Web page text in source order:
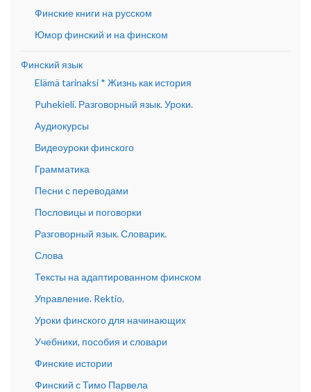
Финские книги на русском
Юмор финский и на финском
Финский язык
Elämä tarinaksi * Жизнь как история
Puhekieli. Разговорный язык. Уроки.
Аудиокурсы
Видеоуроки финского
Грамматика
Песни с переводами
Пословицы и поговорки
Разговорный язык. Словарик.
Слова
Тексты на адаптированном финском
Управление. Rektio.
Уроки финского для начинающих
Учебники, пособия и словари
Финские истории
Финский с Тимо Парвела